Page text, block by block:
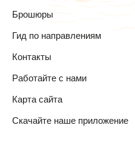
Брошюры
Гид по направлениям
Контакты
Работайте с нами
Карта сайта
Скачайте наше приложение